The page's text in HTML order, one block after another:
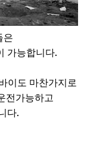
은
가능합니다.
이도 마찬가지로
전가능하고
다.